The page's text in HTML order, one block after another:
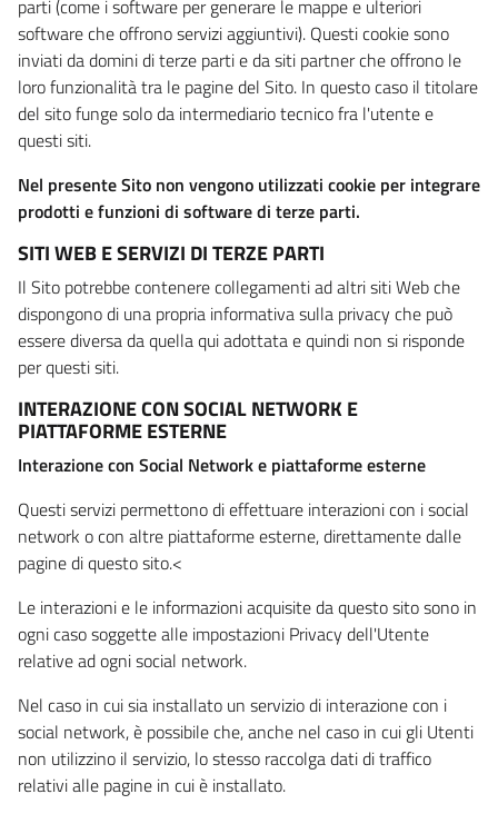
parti (come i software per generare le mappe e ulteriori
software che offrono servizi aggiuntivi). Questi cookie sono
inviati da domini di terze parti e da siti partner che offrono le
loro funzionalità tra le pagine del Sito. In questo caso il titolare
del sito funge solo da intermediario tecnico fra l'utente e
questi siti.
Nel presente Sito non vengono utilizzati cookie per integrare
prodotti e funzioni di software di terze parti.
SITI WEB E SERVIZI DI TERZE PARTI
Il Sito potrebbe contenere collegamenti ad altri siti Web che
dispongono di una propria informativa sulla privacy che può
essere diversa da quella qui adottata e quindi non si risponde
per questi siti.
INTERAZIONE CON SOCIAL NETWORK E
PIATTAFORME ESTERNE
Interazione con Social Network e piattaforme esterne
Questi servizi permettono di effettuare interazioni con i social
network o con altre piattaforme esterne, direttamente dalle
pagine di questo sito.<
Le interazioni e le informazioni acquisite da questo sito sono in
ogni caso soggette alle impostazioni Privacy dell'Utente
relative ad ogni social network.
Nel caso in cui sia installato un servizio di interazione con i
social network, è possibile che, anche nel caso in cui gli Utenti
non utilizzino il servizio, lo stesso raccolga dati di traffico
relativi alle pagine in cui è installato.